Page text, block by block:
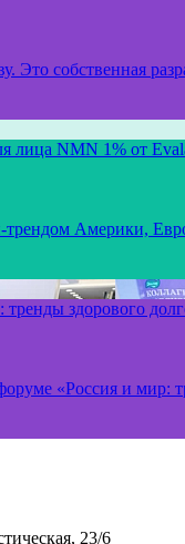
Это собственная
лица NMN 1% от
трендом Америки,
здорового
«Россия и мир:
23/6